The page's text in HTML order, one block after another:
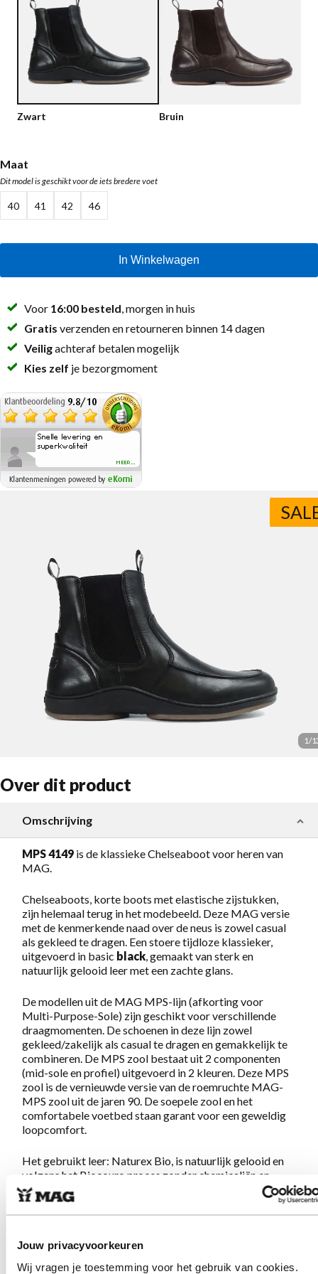
Jouw privacyvoorkeuren
Wij vragen je toestemming voor het gebruik van cookies.
Lage schoenen
Vegan
Sandalen
Loafers
Bikerboots
Enkellaarsjes met rits
Chelseaboots
Hakken
Loafers
Sale
Zwart Bruin
Maat
Dit model is geschikt voor de iets bredere voet
40 41 42 46
In Winkelwagen
Voor 16:00 besteld, morgen in huis
Gratis verzenden en retourneren binnen 14 dagen
Veiligachteraf betalen mogelijk
Kies zelf je bezorgmoment
1/
Over dit product
Omschrijving
MPS 4149 is de klassieke Chelseaboot voor heren van
MAG.
Chelseaboots, korte boots met elastische zijstukken,
zijn helemaal terug in het modebeeld. Deze MAG versie
met de kenmerkende naad over de neus is zowel casual
als gekleed te dragen. Een stoere tijdloze klassieker,
uitgevoerd in basic black, gemaakt van sterk en
natuurlijk gelooid leer met een zachte glans.
De modellen uit de MAG MPS-lijn (afkorting voor
Multi-Purpose-Sole) zijn geschikt voor verschillende
draagmomenten. De schoenen in deze lijn zowel
gekleed/zakelijk als casual te dragen en gemakkelijk te
combineren. De MPS zool bestaat uit 2 componenten
(mid-sole en profiel) uitgevoerd in 2 kleuren. Deze MPS
zool is de vernieuwde versie van de roemruchte MAG-
MPS zool uit de jaren 90. De soepele zool en het
comfortabele voetbed staan garant voor een geweldig
loopcomfort.
Het gebruikt leer: Naturex Bio, is natuurlijk gelooid en
volgens het Biocouro proces zonder chemicaliën en
metalen geproduceerd. Na dit proces is het leer
biologisch afbreekbaar. Het leer en overige materialen
hebben een Europese (meestal Portugese) oorsprong.
Portugal.